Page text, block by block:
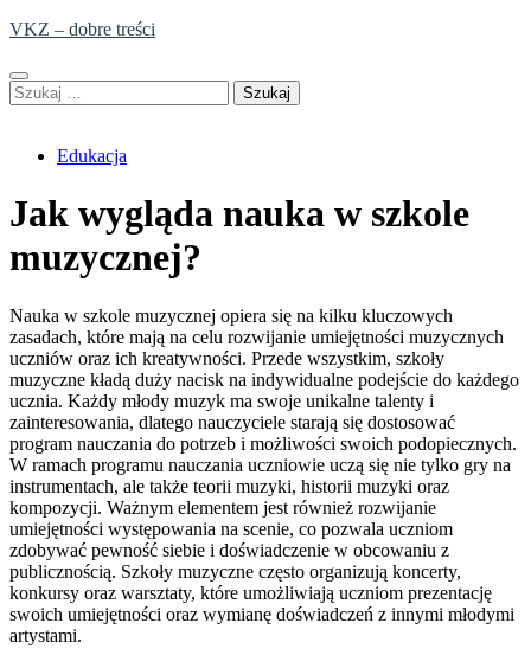
Skip
content
VKZ – dobre treści
Szukaj:
Edukacja
Jak wygląda nauka w szkole
muzycznej?
Nauka w szkole muzycznej opiera się na kilku kluczowych
zasadach, które mają na celu rozwijanie umiejętności muzycznych
uczniów oraz ich kreatywności. Przede wszystkim, szkoły
muzyczne kładą duży nacisk na indywidualne podejście do każdego
ucznia. Każdy młody muzyk ma swoje unikalne talenty i
zainteresowania, dlatego nauczyciele starają się dostosować
program nauczania do potrzeb i możliwości swoich podopiecznych.
W ramach programu nauczania uczniowie uczą się nie tylko gry na
instrumentach, ale także teorii muzyki, historii muzyki oraz
kompozycji. Ważnym elementem jest również rozwijanie
umiejętności występowania na scenie, co pozwala uczniom
zdobywać pewność siebie i doświadczenie w obcowaniu z
publicznością. Szkoły muzyczne często organizują koncerty,
konkursy oraz warsztaty, które umożliwiają uczniom prezentację
swoich umiejętności oraz wymianę doświadczeń z innymi młodymi
artystami.